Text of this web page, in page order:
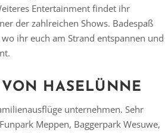
Entertainment findet ihr
der zahlreichen Shows. Badespaß
ihr euch am Strand entspannen und
HASELÜNNE
unternehmen. Sehr
Meppen, Baggerpark Wesuwe,